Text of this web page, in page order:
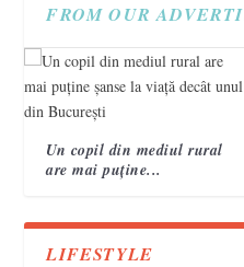
vascular cerebral 2
încheie a treia ediție.
FROM OUR
Un copil din mediul rural
are mai puține...
LIFESTYLE